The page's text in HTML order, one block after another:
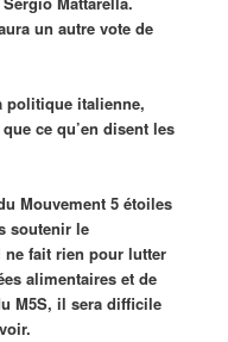
un autre vote de
politique italienne,
ce qu’en disent les
Mouvement 5 étoiles
soutenir le
ne fait rien pour lutter
alimentaires et de
M5S, il sera difficile